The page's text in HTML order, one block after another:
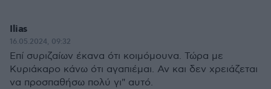
Ilias
16.05.2024, 09:32
Επί συριζαίων έκανα ότι κοιμόμουνα. Τώρα με
Κυριάκαρο κάνω ότι αγαπιέμαι. Αν και δεν χρειάζεται
να προσπαθήσω πολύ γι" αυτό.